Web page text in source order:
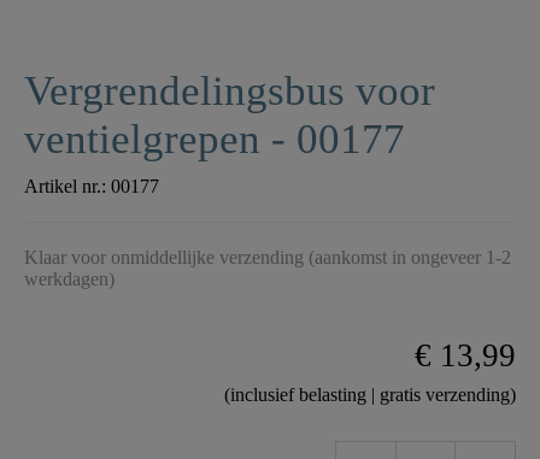
Vergrendelingsbus voor
ventielgrepen - 00177
Artikel nr.: 00177
Klaar voor onmiddellijke verzending (aankomst in ongeveer 1-2
werkdagen)
€ 13,99
(inclusief belasting | gratis verzending)